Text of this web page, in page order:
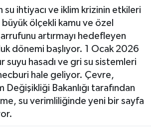
su ihtiyacı ve iklim krizinin etkileri
ölçekli kamu ve özel
artırmayı hedefleyen
dönemi başlıyor. 1 Ocak 2026
suyu hasadı ve gri su sistemleri
hale geliyor. Çevre,
Değişikliği Bakanlığı tarafından
su verimliliğinde yeni bir sayfa